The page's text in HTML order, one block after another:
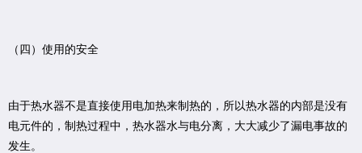
（四）使用的安全
由于热水器不是直接使用电加热来制热的，所以热水器的内部是没有
电元件的，制热过程中，热水器水与电分离，大大减少了漏电事故的
发生。